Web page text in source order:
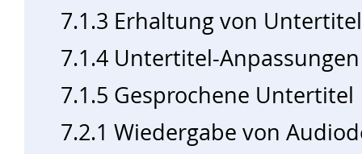
7.1.3 Erhaltung von
7.1.4 Untertitel-Anpassungen
7.1.5 Gesprochene Untertitel
7.2.1 Wiedergabe von